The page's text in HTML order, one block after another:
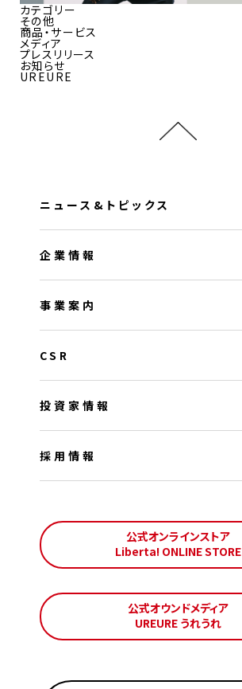
カテゴリー
その他
商品・サービス
メディア
プレスリリース
お知らせ
UREURE
ニュース&トピックス
企業情報
事業案内
CSR
投資家情報
採用情報
公式オンラインストア
Liberta! ONLINE STORE
公式オウンドメディア
UREURE うれうれ